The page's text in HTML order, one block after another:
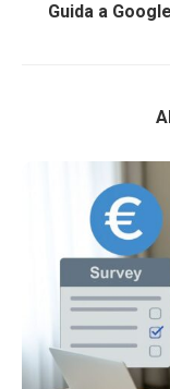
Guida a